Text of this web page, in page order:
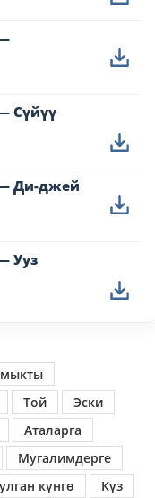
Сүйүү
Ди-джей
Ууз
Той
Эски
Аталарга
Мугалимдерге
күнгө Күз